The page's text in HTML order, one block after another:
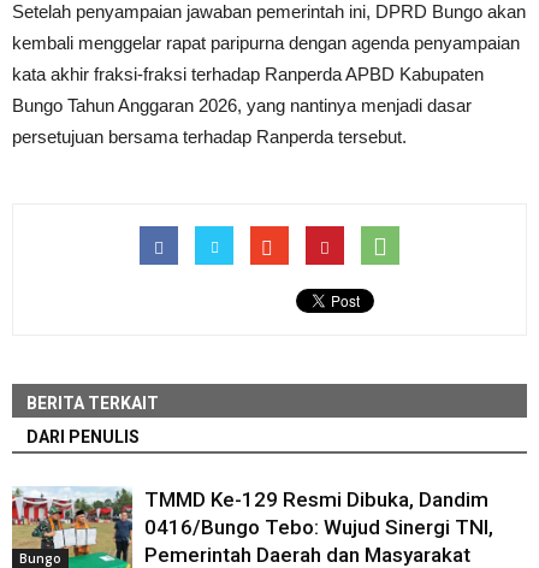
Setelah penyampaian jawaban pemerintah ini, DPRD Bungo akan
kembali menggelar rapat paripurna dengan agenda penyampaian
kata akhir fraksi-fraksi terhadap Ranperda APBD Kabupaten
Bungo Tahun Anggaran 2026, yang nantinya menjadi dasar
persetujuan bersama terhadap Ranperda tersebut.
BERITA TERKAIT
DARI PENULIS
Bungo
TMMD Ke-129 Resmi Dibuka, Dandim
0416/Bungo Tebo: Wujud Sinergi TNI,
Pemerintah Daerah dan Masyarakat